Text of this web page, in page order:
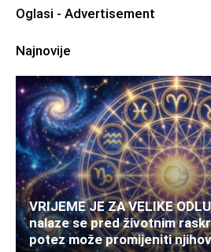
Oglasi - Advertisement
Najnovije
VRIJEME JE ZA VELIKE
nalaze se pred životnim
potez može promijeniti